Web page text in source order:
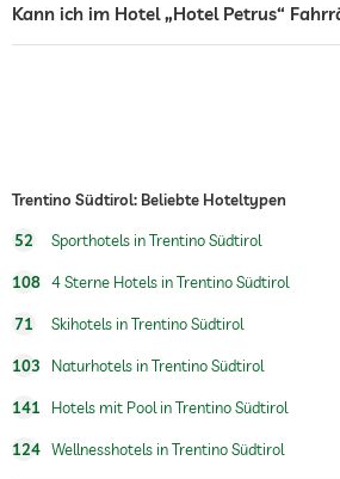
Zimmer
Fahrradverleih Gegen Gebühr
Tennis Gegen Gebühr
Tischtennis
Hotel direkt an
Kann ich im Hotel „Hotel Petrus“
Trentino Südtirol: Beliebte Hoteltypen
52 Sporthotels in Trentino Südtirol
108 4 Sterne Hotels in Trentino Südtirol
71 Skihotels in Trentino Südtirol
103 Naturhotels in Trentino Südtirol
141 Hotels mit Pool in Trentino Südtirol
124 Wellnesshotels in Trentino Südtirol